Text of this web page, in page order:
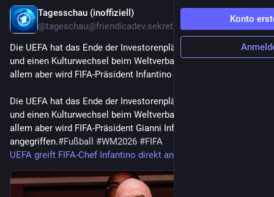
Tagesschau (inoffiziell)
@tageschau@friendicadev.sekretaerbaer.de
Die UEFA hat das Ende der Investorenpläne der FIFA begrüßt
und einen Kulturwechsel beim Weltverband gefordert. Vor
allem aber wird FIFA-Präsident Infantino frontal angegriffen.
Die UEFA hat das Ende der Investorenpläne der FIFA begrüßt
und einen Kulturwechsel beim Weltverband gefordert. Vor
allem aber wird FIFA-Präsident Gianni Infantino frontal
angegriffen.#Fußball #WM2026 #FIFA
UEFA greift FIFA-Chef Infantino direkt an
Konto